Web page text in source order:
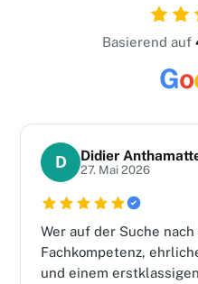
Basierend auf
Go
D Didier
27. Mai 2026
Wer auf der Suche
Fachkompetenz,
und einem